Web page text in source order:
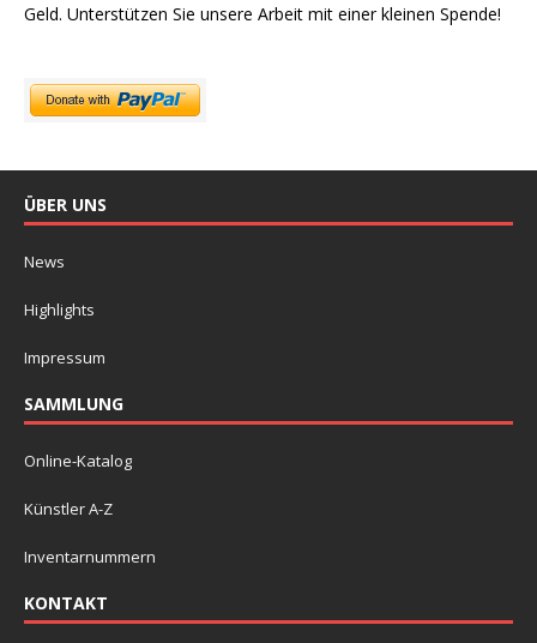
Geld. Unterstützen Sie unsere Arbeit mit einer kleinen Spende!
ÜBER UNS
News
Highlights
Impressum
SAMMLUNG
Online-Katalog
Künstler A-Z
Inventarnummern
KONTAKT